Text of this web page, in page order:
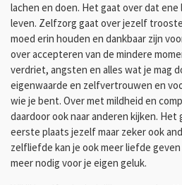
lachen en doen. Het gaat over dat
leven. Zelfzorg gaat over jezelf
moed erin houden en dankbaar zijn
over accepteren van de mindere
verdriet, angsten en alles wat je mag
eigenwaarde en zelfvertrouwen en
wie je bent. Over met mildheid en
daardoor ook naar anderen kijken. Het
eerste plaats jezelf maar zeker ook
zelfliefde kan je ook meer liefde
meer nodig voor je eigen geluk.